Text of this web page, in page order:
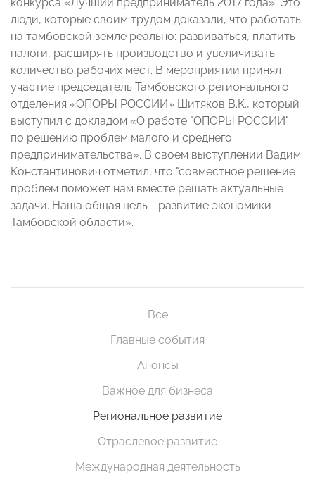
люди, которые своим трудом доказали, что работать
на тамбовской земле реально: развиваться, платить
налоги, расширять производство и увеличивать
количество рабочих мест. В мероприятии принял
участие председатель Тамбовского регионального
отделения «ОПОРЫ РОССИИ» Шитяков В.К., который
выступил с докладом «О работе "ОПОРЫ РОССИИ"
по решению проблем малого и среднего
предпринимательства». В своем выступлении Вадим
Константинович отметил, что "совместное решение
проблем поможет нам вместе решать актуальные
задачи. Наша общая цель - развитие экономики
Тамбовской области».
Все
Главные события
Анонсы
Важное для бизнеса
Региональное развитие
Отраслевое развитие
Международная деятельность